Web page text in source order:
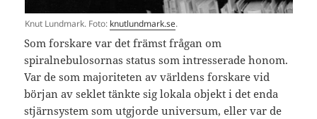
Knut Lundmark. Foto: knutlundmark.se.
Som forskare var det främst frågan om
spiralnebulosornas status som intresserade honom.
Var de som majoriteten av världens forskare vid
början av seklet tänkte sig lokala objekt i det enda
stjärnsystem som utgjorde universum, eller var de